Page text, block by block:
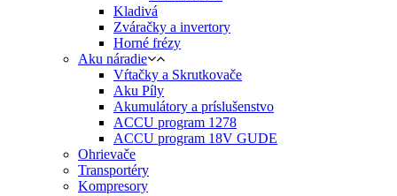
Kladivá
Zváračky a invertory
Horné frézy
Aku náradie
Vŕtačky a Skrutkovače
Aku Píly
Akumulátory a príslušenstvo
ACCU program 1278
ACCU program 18V GUDE
Ohrievače
Transportéry
Kompresory